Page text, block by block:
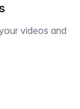
videos and